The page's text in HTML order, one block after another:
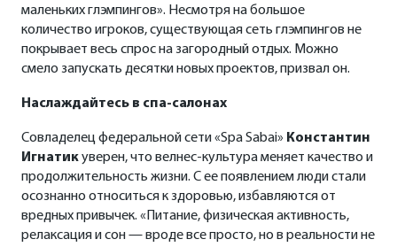
маленьких глэмпингов». Несмотря на большое
количество игроков, существующая сеть глэмпингов не
покрывает весь спрос на загородный отдых. Можно
смело запускать десятки новых проектов, призвал он.
Наслаждайтесь в спа-салонах
Совладелец федеральной сети «Spa Sabai» Константин
Игнатикуверен, что велнес-культура меняет качество и
продолжительность жизни. С ее появлением люди стали
осознанно относиться к здоровью, избавляются от
вредных привычек. «Питание, физическая активность,
релаксация и сон — вроде все просто, но в реальности не